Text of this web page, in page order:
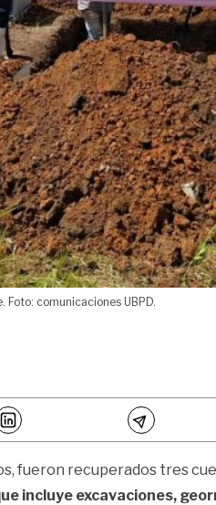
comunicaciones UBPD.
fueron recuperados tres
incluye excavaciones,